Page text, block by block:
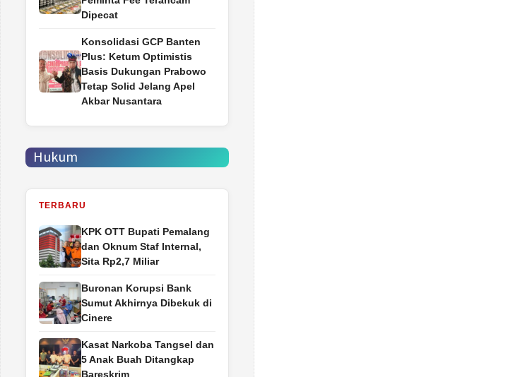
Dipecat
Konsolidasi GCP Banten
Plus: Ketum Optimistis
Basis Dukungan Prabowo
Tetap Solid Jelang Apel
Akbar Nusantara
Hukum
TERBARU
‎KPK OTT Bupati Pemalang
dan Oknum Staf Internal,
Sita Rp2,7 Miliar
Buronan Korupsi Bank
Sumut Akhirnya Dibekuk di
Cinere
Kasat Narkoba Tangsel dan
5 Anak Buah Ditangkap
Bareskrim